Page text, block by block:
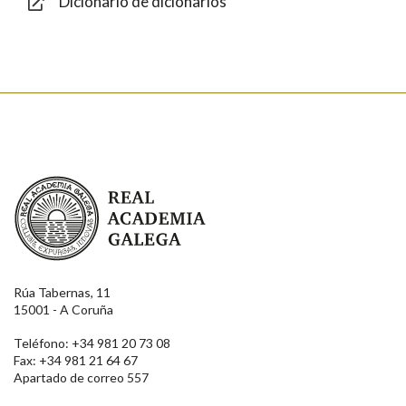
Real Academia Galega
Rúa Tabernas, 11
15001 - A Coruña
Teléfono: +34 981 20 73 08
Fax: +34 981 21 64 67
Apartado de correo 557